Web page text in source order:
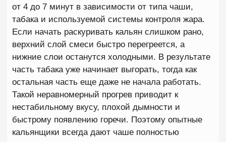
Все права защищены 2025 — ИП Григорян Р.
А. Сеть лаунж-баров в Москве и области
премиум-класса.
Сайт продвигается: ovs-agency.ru